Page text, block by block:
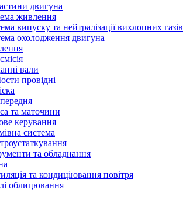
двигуна
живлення
випуску та нейтралізації вихлопних газів
охолодження двигуна
вали
провідні
та маточини
керування
система
та обладнання
та кондиціювання повітря
облицювання